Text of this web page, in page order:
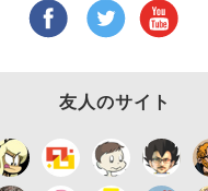
友人のサイト